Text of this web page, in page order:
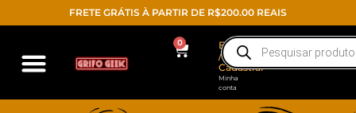
FRETE GRÁTIS À PARTIR DE R$200.00 REAIS
0
Entrar
/
Cadastrar
Minha
conta